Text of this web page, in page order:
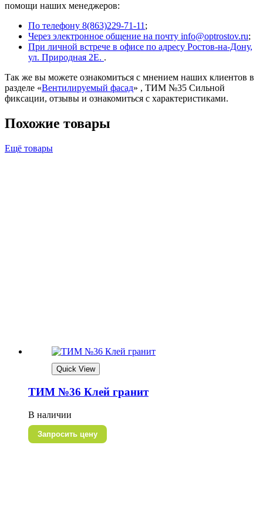
помощи наших менеджеров:
По телефону 8(863)229-71-11 ;
Через электронное общение на почту info@optrostov.ru;
При личной встрече в офисе по адресу Ростов-на-Дону,
ул. Природная 2Е. .
Так же вы можете ознакомиться с мнением наших клиентов в
разделе «Вентилируемый фасад» , ТИМ №35 Сильной
фиксации, отзывы и ознакомиться с характеристиками.
Похожие товары
Ещё товары
Quick View
ТИМ №36 Клей гранит
В наличии
Запросить цену